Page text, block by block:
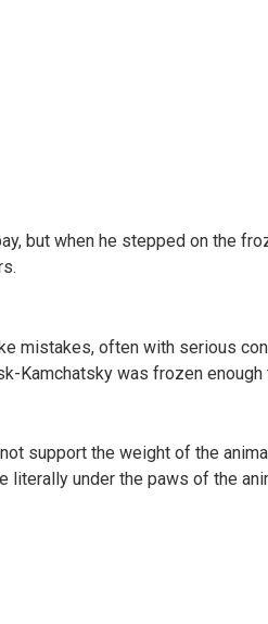
but when he stepped on the
mistakes, often with serious
Kamchatsky was frozen
support the weight of the
literally under the paws of the